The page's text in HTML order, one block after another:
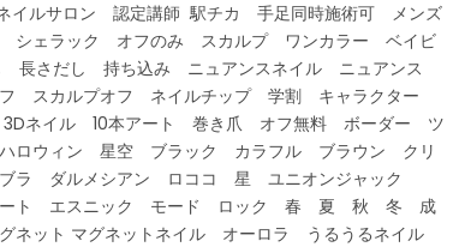
ルサロン 認定講師 駅チカ 手足同時施術可 メンズ
シェラック オフのみ スカルプ ワンカラー ベイビ
さだし 持ち込み ニュアンスネイル ニュアンス
スカルプオフ ネイルチップ 学割 キャラクター
ネイル 10本アート 巻き爪 オフ無料 ボーダー ツ
ロウィン 星空 ブラック カラフル ブラウン クリ
ダルメシアン ロココ 星 ユニオンジャック
ート エスニック モード ロック 春 夏 秋 冬 成
ト マグネットネイル オーロラ うるうるネイル